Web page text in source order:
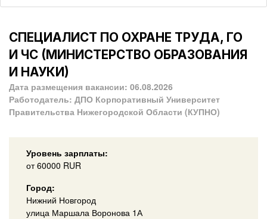
СПЕЦИАЛИСТ ПО ОХРАНЕ ТРУДА, ГО
И ЧС (МИНИСТЕРСТВО ОБРАЗОВАНИЯ
И НАУКИ)
Дата размещения вакансии: 06.08.2026
Работодатель: ДПО Корпоративный Университет
Правительства Нижегородской Области (КУПНО)
Уровень зарплаты:
от60000 RUR
Город:
Нижний Новгород
улица Маршала Воронова 1А